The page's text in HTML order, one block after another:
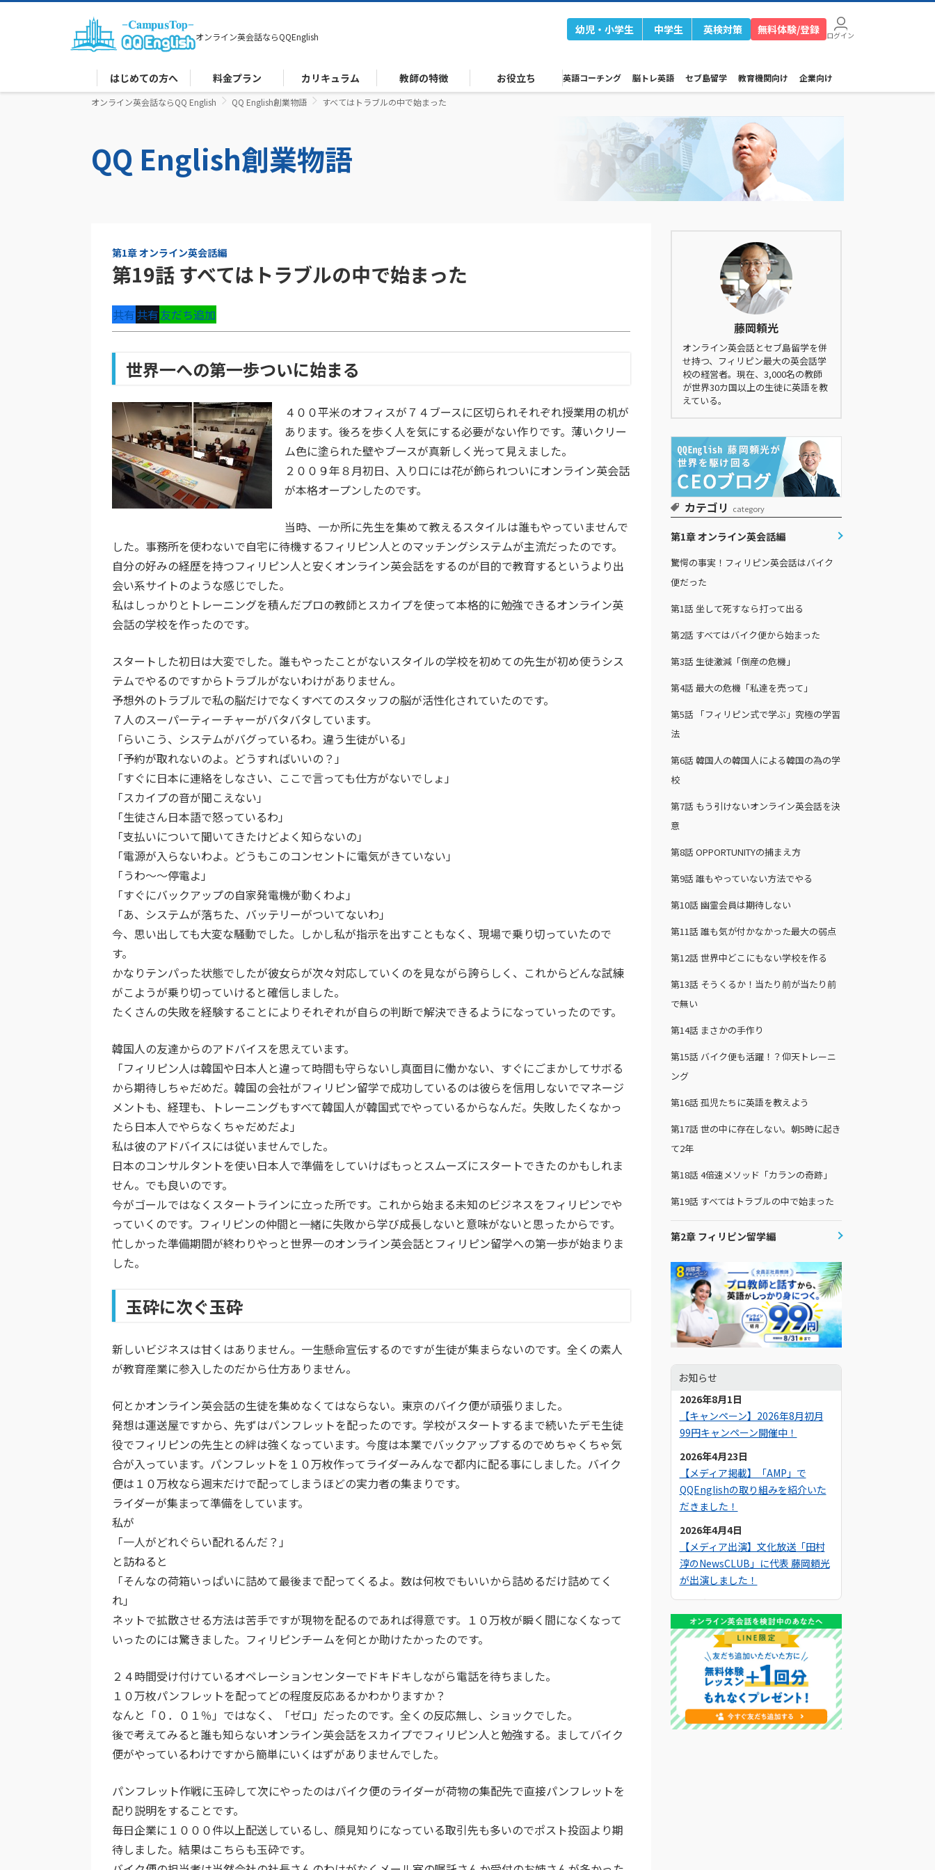
オンライン英会話ならQQEnglish
幼児・小学生 中学生 英検対策 無料体験/登録 ログイン
はじめての方へ 料金プラン カリキュラム 教師の特徴 お役立ち 英語コーチング 脳トレ英語 セブ島留学 教育機関向け 企業向け
オンライン英会話ならQQ English QQ English創業物語 すべてはトラブルの中で始まった
QQ English創業物語
第1章 オンライン英会話編
第19話 すべてはトラブルの中で始まった
共有共有友だち追加
世界一への第一歩ついに始まる
４００平米のオフィスが７４ブースに区切られそれぞれ授業用の机が
あります。後ろを歩く人を気にする必要がない作りです。薄いクリー
ム色に塗られた壁やブースが真新しく光って見えました。
２００９年８月初日、入り口には花が飾られついにオンライン英会話
が本格オープンしたのです。
当時、一か所に先生を集めて教えるスタイルは誰もやっていませんで
した。事務所を使わないで自宅に待機するフィリピン人とのマッチングシステムが主流だったのです。
自分の好みの経歴を持つフィリピン人と安くオンライン英会話をするのが目的で教育するというより出
会い系サイトのような感じでした。
私はしっかりとトレーニングを積んだプロの教師とスカイプを使って本格的に勉強できるオンライン英
会話の学校を作ったのです。
スタートした初日は大変でした。誰もやったことがないスタイルの学校を初めての先生が初め使うシス
テムでやるのですからトラブルがないわけがありません。
予想外のトラブルで私の脳だけでなくすべてのスタッフの脳が活性化されていたのです。
７人のスーパーティーチャーがバタバタしています。
「らいこう、システムがバグっているわ。違う生徒がいる」
「予約が取れないのよ。どうすればいいの？」
「すぐに日本に連絡をしなさい、ここで言っても仕方がないでしょ」
「スカイプの音が聞こえない」
「生徒さん日本語で怒っているわ」
「支払いについて聞いてきたけどよく知らないの」
「電源が入らないわよ。どうもこのコンセントに電気がきていない」
「うわ～～停電よ」
「すぐにバックアップの自家発電機が動くわよ」
「あ、システムが落ちた、バッテリーがついてないわ」
今、思い出しても大変な騒動でした。しかし私が指示を出すこともなく、現場で乗り切っていたので
す。
かなりテンパった状態でしたが彼女らが次々対応していくのを見ながら誇らしく、これからどんな試練
がこようが乗り切っていけると確信しました。
たくさんの失敗を経験することによりそれぞれが自らの判断で解決できるようになっていったのです。
韓国人の友達からのアドバイスを思えています。
「フィリピン人は韓国や日本人と違って時間も守らないし真面目に働かない、すぐにごまかしてサボる
から期待しちゃだめだ。韓国の会社がフィリピン留学で成功しているのは彼らを信用しないでマネージ
メントも、経理も、トレーニングもすべて韓国人が韓国式でやっているからなんだ。失敗したくなかっ
たら日本人でやらなくちゃだめだよ」
私は彼のアドバイスには従いませんでした。
日本のコンサルタントを使い日本人で準備をしていけばもっとスムーズにスタートできたのかもしれま
せん。でも良いのです。
今がゴールではなくスタートラインに立った所です。これから始まる未知のビジネスをフィリピンでや
っていくのです。フィリピンの仲間と一緒に失敗から学び成長しないと意味がないと思ったからです。
忙しかった準備期間が終わりやっと世界一のオンライン英会話とフィリピン留学への第一歩が始まりま
した。
玉砕に次ぐ玉砕
新しいビジネスは甘くはありません。一生懸命宣伝するのですが生徒が集まらないのです。全くの素人
が教育産業に参入したのだから仕方ありません。
何とかオンライン英会話の生徒を集めなくてはならない。東京のバイク便が頑張りました。
発想は運送屋ですから、先ずはパンフレットを配ったのです。学校がスタートするまで続いたデモ生徒
役でフィリピンの先生との絆は強くなっています。今度は本業でバックアップするのでめちゃくちゃ気
合が入っています。パンフレットを１０万枚作ってライダーみんなで都内に配る事にしました。バイク
便は１０万枚なら週末だけで配ってしまうほどの実力者の集まりです。
ライダーが集まって準備をしています。
私が
「一人がどれぐらい配れるんだ？」
と訪ねると
「そんなの荷箱いっぱいに詰めて最後まで配ってくるよ。数は何枚でもいいから詰めるだけ詰めてく
れ」
ネットで拡散させる方法は苦手ですが現物を配るのであれば得意です。１０万枚が瞬く間になくなって
いったのには驚きました。フィリピンチームを何とか助けたかったのです。
２４時間受け付けているオペレーションセンターでドキドキしながら電話を待ちました。
１０万枚パンフレットを配ってどの程度反応あるかわかりますか？
なんと「０．０１％」ではなく、「ゼロ」だったのです。全くの反応無し、ショックでした。
後で考えてみると誰も知らないオンライン英会話をスカイプでフィリピン人と勉強する。ましてバイク
便がやっているわけですから簡単にいくはずがありませんでした。
パンフレット作戦に玉砕して次にやったのはバイク便のライダーが荷物の集配先で直接パンフレットを
配り説明をすることです。
毎日企業に１０００件以上配送しているし、顔見知りになっている取引先も多いのでポスト投函より期
待しました。結果はこちらも玉砕です。
藤岡頼光
オンライン英会話とセブ島留学を併
せ持つ、フィリピン最大の英会話学
校の経営者。現在、3,000名の教師
が世界30カ国以上の生徒に英語を教
えている。
カテゴリ category
第1章 オンライン英会話編
驚愕の事実！フィリピン英会話はバイク
便だった
第1話 坐して死すなら打って出る
第2話 すべてはバイク便から始まった
第3話 生徒激減「倒産の危機」
第4話 最大の危機「私達を売って」
第5話
「フィリピン式で学ぶ」究極の学習
法
第6話 韓国人の韓国人による韓国の為の学
校
第7話 もう引けないオンライン英会話を決
意
第8話 OPPORTUNITYの捕まえ方
第9話 誰もやっていない方法でやる
第10話 幽霊会員は期待しない
第11話 誰も気が付かなかった最大の弱点
第12話 世界中どこにもない学校を作る
第13話 そうくるか！当たり前が当たり前
で無い
第14話 まさかの手作り
第15話 バイク便も活躍！？仰天トレーニ
ング
第16話 孤児たちに英語を教えよう
第17話 世の中に存在しない。朝5時に起き
て2年
第18話 4倍速メソッド「カランの奇跡」
第19話 すべてはトラブルの中で始まった
第2章 フィリピン留学編
お知らせ
2026年8月1日
【キャンペーン】2026年8月初月
99円キャンペーン開催中！
2026年4月23日
【メディア掲載】「AMP」で
QQEnglishの取り組みを紹介いた
だきました！
2026年4月4日
【メディア出演】文化放送「田村
淳のNewsCLUB」に代表 藤岡頼光
が出演しました！
2025年10月19日
【メディア掲載】Yahoo!ニュース
でQQEnglishのセブ島留学につい
て紹介いただきました！
2025年9月19日
【メディア掲載】NNA ASIAで
QQEnglishのセブ島留学について
紹介いただきました！